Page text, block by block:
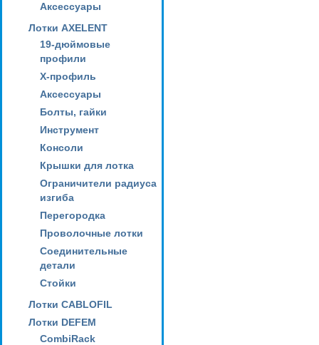
Аксессуары
Лотки AXELENT
19-дюймовые
профили
X-профиль
Аксессуары
Болты, гайки
Инструмент
Консоли
Крышки для лотка
Ограничители радиуса
изгиба
Перегородка
Проволочные лотки
Соединительные
детали
Стойки
Лотки CABLOFIL
Лотки DEFEM
CombiRack